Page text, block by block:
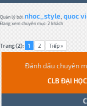
Quản lý bởi:nhoc_style,quoc
Đang xem chuyên mục: 2 khách
Trang (2): 1 2 Tiếp »
Đánh dấu chuyên
CLB ĐẠI